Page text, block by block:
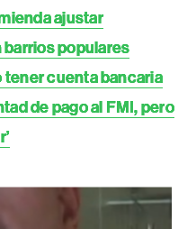
ajustar
populares
tener cuenta bancaria
de pago al FMI, pero